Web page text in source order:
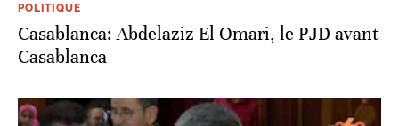
POLITIQUE
Casablanca: Abdelaziz El Omari, le PJD avant
Casablanca